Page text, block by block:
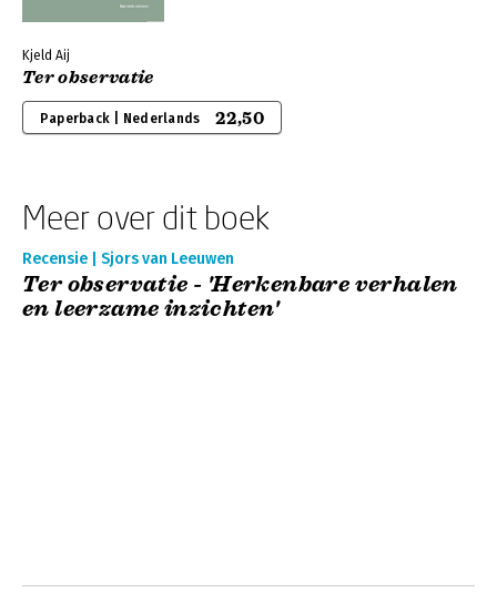
Kjeld Aij
Ter observatie
Paperback | Nederlands 22,50
Meer over dit boek
Recensie | Sjors van Leeuwen
Ter observatie - 'Herkenbare verhalen
en leerzame inzichten'